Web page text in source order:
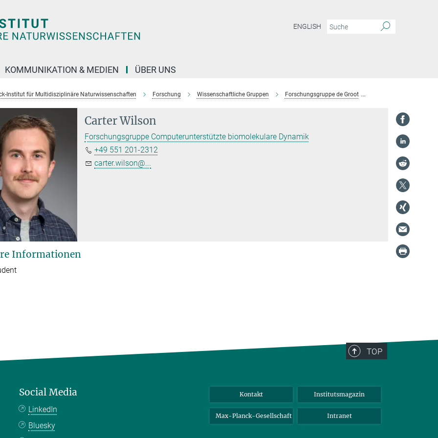
ENGLISH
KOMMUNIKATION & MEDIEN ÜBER UNS
Institut für Multidisziplinäre Naturwissenschaften Forschung Wissenschaftliche Gruppen Forschungsgruppe de Groot
Carter Wilson
Forschungsgruppe Computerunterstützte biomolekulare Dynamik
+49 551 201-2312
carter.wilson@...
Informationen
TOP
Social Media
LinkedIn
Bluesky
Kontakt Institutsmagazin
Max-Planck-Gesellschaft Intranet